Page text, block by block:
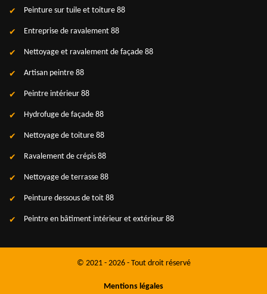
Peinture sur tuile et toiture 88
Entreprise de ravalement 88
Nettoyage et ravalement de façade 88
Artisan peintre 88
Peintre intérieur 88
Hydrofuge de façade 88
Nettoyage de toiture 88
Ravalement de crépis 88
Nettoyage de terrasse 88
Peinture dessous de toit 88
Peintre en bâtiment intérieur et extérieur 88
© 2021 - 2026 - Tout droit réservé
Mentions légales